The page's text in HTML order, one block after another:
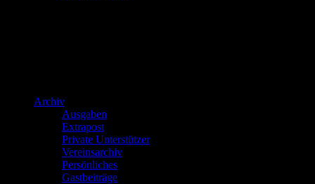
Archiv
Ausgaben
Extrapost
Private Unterstützer
Vereinsarchiv
Persönliches
Gastbeiträge